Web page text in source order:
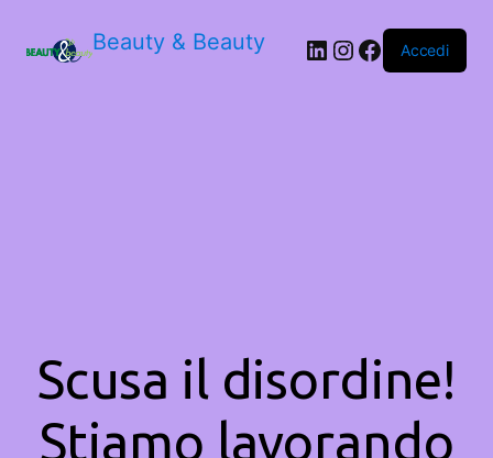
Beauty & Beauty LinkedIn
Instagram
Facebook
Accedi
Scusa il disordine!
Stiamo lavorando